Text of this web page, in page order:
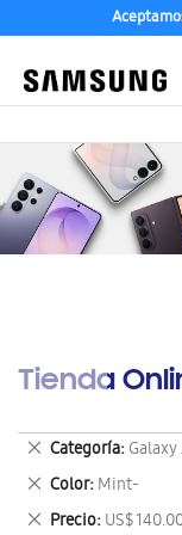
Tienda
Categoría Galaxy
Eliminar
este
artículo
Color Mint-
Eliminar
este
Precio US$
Eliminar